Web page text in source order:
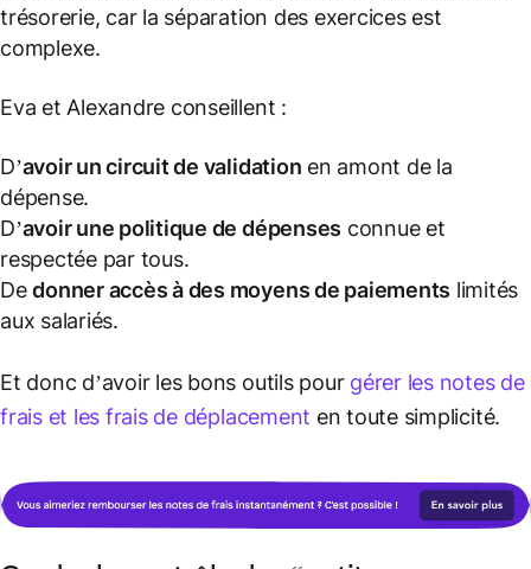
trésorerie, car la séparation des exercices est
complexe.
Eva et Alexandre conseillent :
D’avoir un circuit de validation en amont de la
dépense.
D’avoir une politique de dépenses connue et
respectée par tous.
Dedonner accès à des moyens de paiements limités
aux salariés.
Et donc d’avoir les bons outils pour gérer les notes de
frais et les frais de déplacement en toute simplicité.